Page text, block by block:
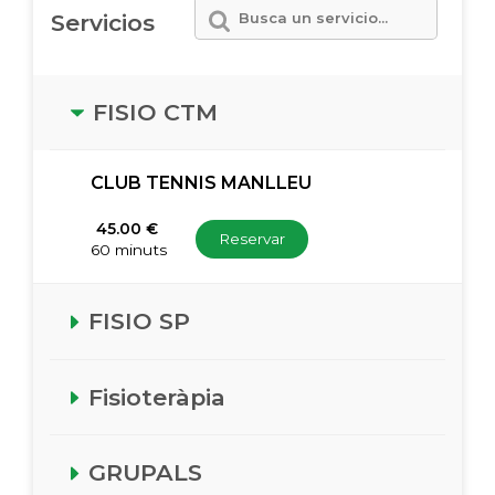
Servicios
FISIO CTM
CLUB TENNIS MANLLEU
45.00 €
60 minuts
Reservar
FISIO SP
Fisioteràpia
GRUPALS